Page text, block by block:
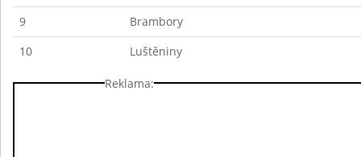
9
Brambory
10
Luštěniny
Reklama: